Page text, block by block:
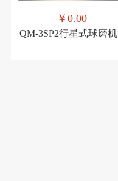
￥0.00
QM-3SP2行星式球磨机